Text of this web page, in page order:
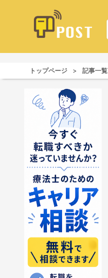
トップページ 記事一覧